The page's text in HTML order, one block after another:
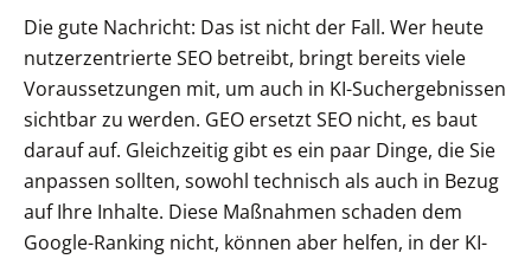
Die gute Nachricht: Das ist nicht der Fall. Wer heute
nutzerzentrierte SEO betreibt, bringt bereits viele
Voraussetzungen mit, um auch in KI-Suchergebnissen
sichtbar zu werden. GEO ersetzt SEO nicht, es baut
darauf auf. Gleichzeitig gibt es ein paar Dinge, die Sie
anpassen sollten, sowohl technisch als auch in Bezug
auf Ihre Inhalte. Diese Maßnahmen schaden dem
Google-Ranking nicht, können aber helfen, in der KI-